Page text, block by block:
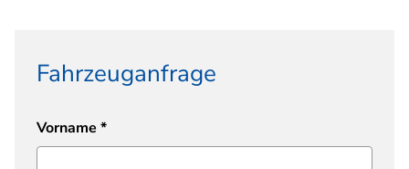
Fahrzeuganfrage
Vorname *